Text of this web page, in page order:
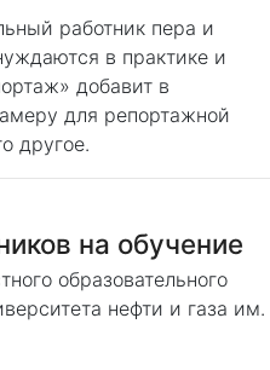
работник пера и
в практике и
добавит в
для репортажной
другое.
на обучение
образовательного
нефти и газа им.